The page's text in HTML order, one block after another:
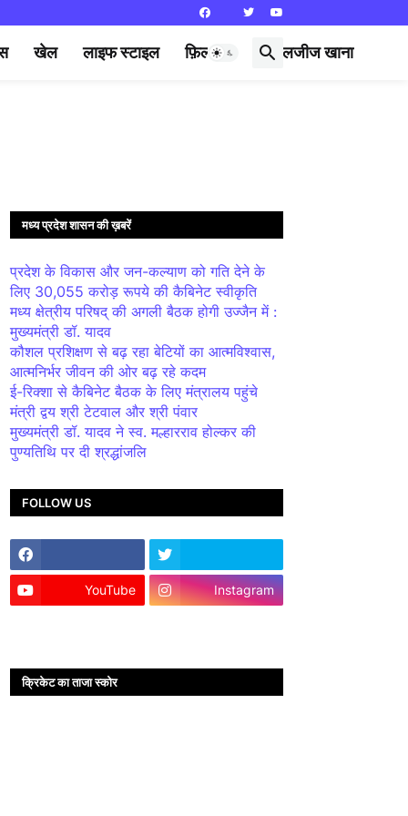
खेल लाइफ स्टाइल फ़िल्मी दुनिया लजीज खाना
मध्य प्रदेश शासन की ख़बरें
प्रदेश के विकास और जन-कल्याण को गति देने के
लिए 30,055 करोड़ रूपये की कैबिनेट स्वीकृति
मध्य क्षेत्रीय परिषद् की अगली बैठक होगी उज्जैन में :
मुख्यमंत्री डॉ. यादव
कौशल प्रशिक्षण से बढ़ रहा बेटियों का आत्मविश्वास,
आत्मनिर्भर जीवन की ओर बढ़ रहे कदम
ई-रिक्शा से कैबिनेट बैठक के लिए मंत्रालय पहुंचे
मंत्री द्वय श्री टेटवाल और श्री पंवार
मुख्यमंत्री डॉ. यादव ने स्व. मल्हारराव होल्कर की
पुण्यतिथि पर दी श्रद्धांजलि
FOLLOW US
YouTube Instagram
क्रिकेट का ताजा स्कोर